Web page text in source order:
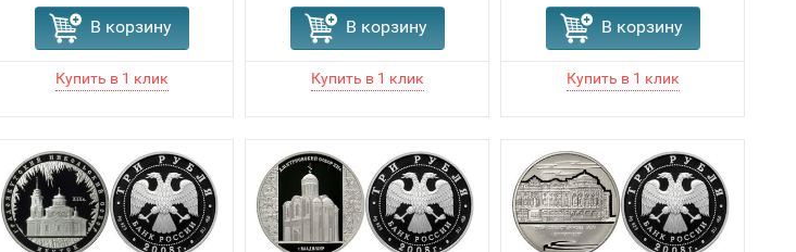
В корзину В корзину В корзину